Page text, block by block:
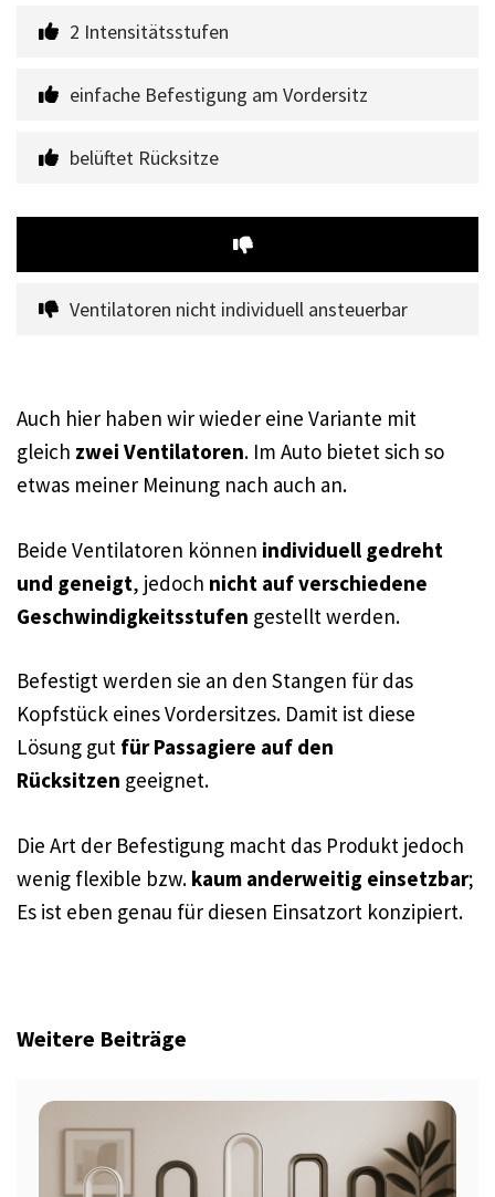
2 Intensitätsstufen
einfache Befestigung am Vordersitz
belüftet Rücksitze
Ventilatoren nicht individuell ansteuerbar
Auch hier haben wir wieder eine Variante mit
gleich zwei Ventilatoren. Im Auto bietet sich so
etwas meiner Meinung nach auch an.
Beide Ventilatoren können individuell gedreht
und geneigt, jedoch nicht auf verschiedene
Geschwindigkeitsstufen gestellt werden.
Befestigt werden sie an den Stangen für das
Kopfstück eines Vordersitzes. Damit ist diese
Lösung gut für Passagiere auf den
Rücksitzen geeignet.
Die Art der Befestigung macht das Produkt jedoch
wenig flexible bzw. kaum anderweitig einsetzbar;
Es ist eben genau für diesen Einsatzort konzipiert.
Weitere Beiträge